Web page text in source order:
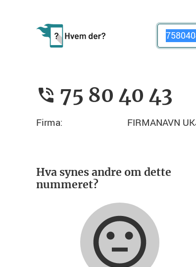
75 80 40 43
Firma: FIRMANAVN
Hva synes andre om dette
nummeret?